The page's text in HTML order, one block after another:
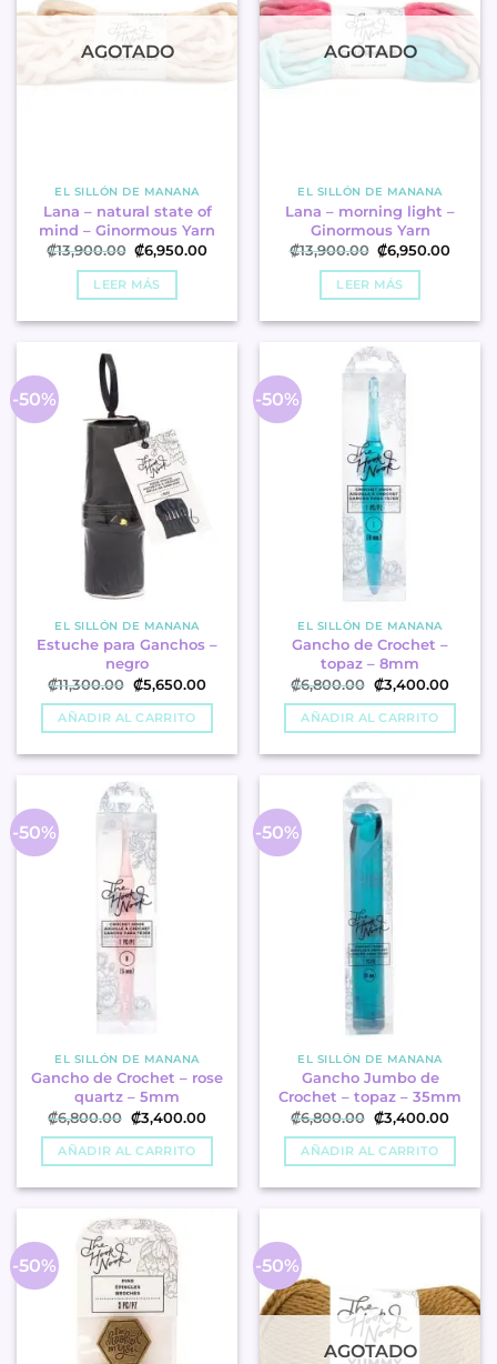
AGOTADO
EL SILLÓN DE MANANA
Lana – natural state of
mind – Ginormous Yarn
₡13,900.00 El
precio
original
era:
₡13,900.00
₡6,950.00El
₡6,950.00
LEER MÁS
AGOTADO
EL SILLÓN DE MANANA
Lana – morning light –
Ginormous Yarn
₡13,900.00 El
precio
original
era:
₡13,900.00
₡6,950.00El
LEER MÁS
-50%
EL SILLÓN DE MANANA
Estuche para Ganchos –
negro
₡11,300.00 El
precio
original
era:
₡11,300.00
₡5,650.00El
actual
₡5,650.00
AÑADIR AL CARRITO
-50%
EL SILLÓN DE MANANA
Gancho de Crochet –
topaz – 8mm
₡6,800.00 El
precio
original
era:
₡6,800.00
₡3,400.00El
actual
AÑADIR AL CARRITO
-50%
EL SILLÓN DE MANANA
Gancho de Crochet – rose
quartz – 5mm
₡6,800.00 El
precio
original
era:
₡6,800.00
₡3,400.00El
₡3,400.00
AÑADIR AL CARRITO
-50%
EL SILLÓN DE MANANA
Gancho Jumbo de
Crochet – topaz – 35mm
₡6,800.00 El
precio
original
era:
₡6,800.00
₡3,400.00El
AÑADIR AL CARRITO
-50% -50%
AGOTADO